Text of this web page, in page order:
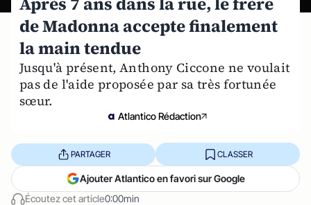
de Madonna accepte finalement
la main tendue
Jusqu'à présent, Anthony Ciccone ne voulait
pas de l'aide proposée par sa très fortunée
sœur.
Atlantico Rédaction
Écoutez cet article0:00min
PARTAGER CLASSER
Ajouter Atlantico en favori sur Google